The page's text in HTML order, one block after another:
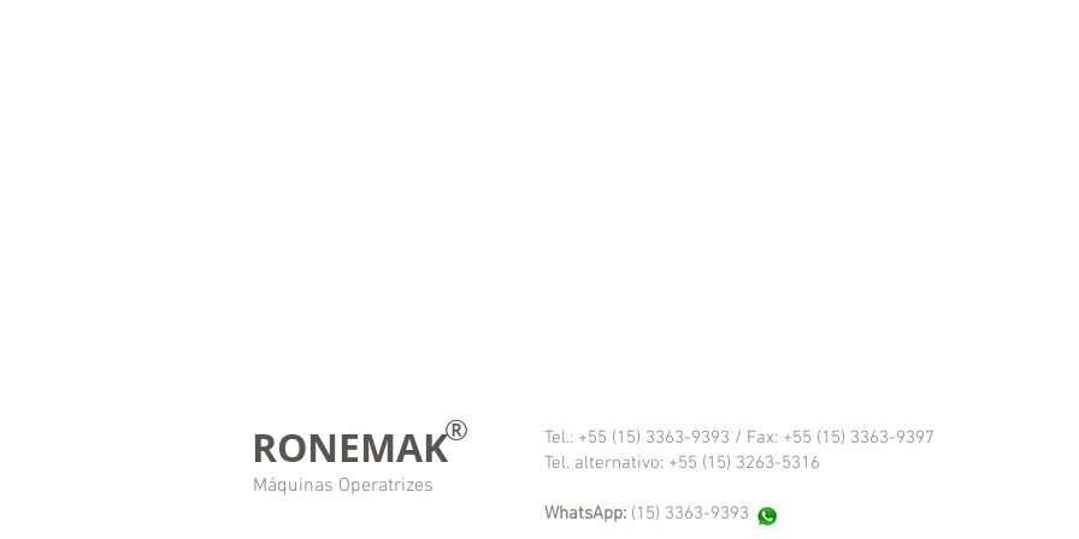
RONEMAK®
Máquinas Operatrizes
Tel.: +55 (15) 3363-9393 / Fax: +55 (15) 3363-9397
Tel. alternativo: +55 (15) 3263-5316
WhatsApp: (15) 3363-9393